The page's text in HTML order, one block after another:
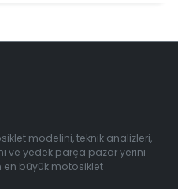
modelini, teknik analizleri,
ve yedek parça pazar yerini
en büyük motosiklet